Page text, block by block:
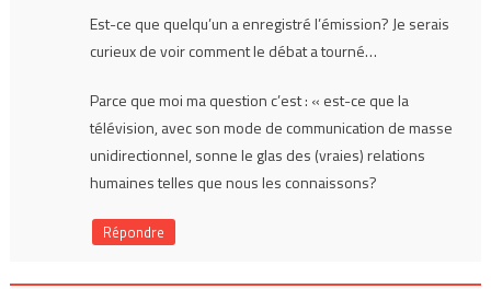
Est-ce que quelqu’un a enregistré l’émission? Je serais
curieux de voir comment le débat a tourné…
Parce que moi ma question c’est : « est-ce que la
télévision, avec son mode de communication de masse
unidirectionnel, sonne le glas des (vraies) relations
humaines telles que nous les connaissons?
Répondre